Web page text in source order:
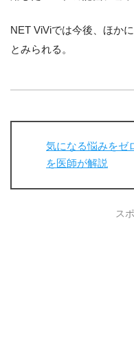
NET ViViでは今後、ほか
とみられる。
気になる悩みをゼ
を医師が解説
ス